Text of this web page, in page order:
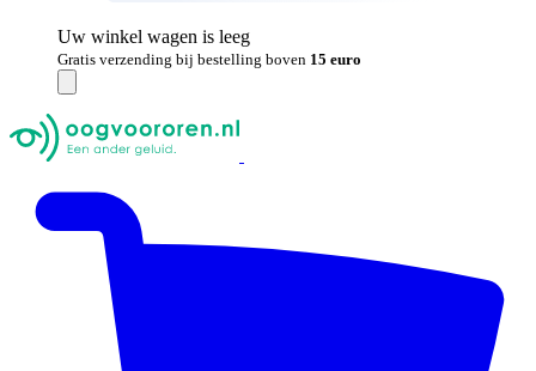
Uw winkel wagen is leeg
Gratis verzending bij bestelling boven 15 euro